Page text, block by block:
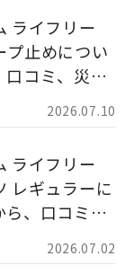
2026.07.10
ライフリー
プ止めについ
コミ、災害
法まで分か
ます。
2026.07.02
ライフリー
レギュラーに
、口コミ、
活用法まで
説します。